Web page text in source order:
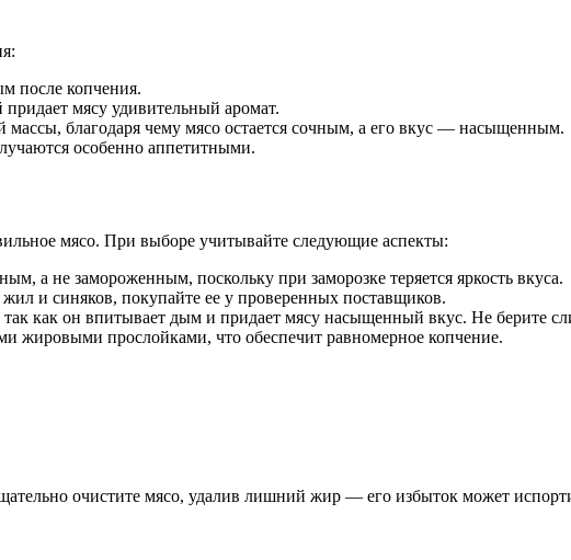
после копчения.
мясу удивительный аромат.
массы, благодаря чему мясо остается сочным, а его вкус — насыщенным.
особенно аппетитными.
мясо. При выборе учитывайте следующие аспекты:
а не замороженным, поскольку при заморозке теряется яркость вкуса.
и синяков, покупайте ее у проверенных поставщиков.
как он впитывает дым и придает мясу насыщенный вкус. Не берите
жировыми прослойками, что обеспечит равномерное копчение.
очистите мясо, удалив лишний жир — его избыток может